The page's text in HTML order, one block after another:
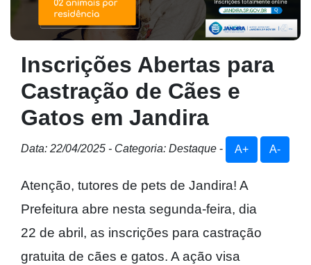
Inscrições Abertas para
Castração de Cães e
Gatos em Jandira
Data: 22/04/2025 - Categoria: Destaque - A+ A-
Atenção, tutores de pets de Jandira! A
Prefeitura abre nesta segunda-feira, dia
22 de abril, as inscrições para castração
gratuita de cães e gatos. A ação visa